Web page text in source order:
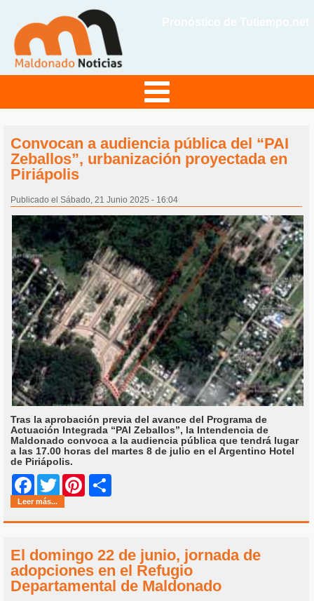
Convocan a audiencia pública del “PAI
Zeballos”, urbanización proyectada en
Piriápolis
Publicado el Sábado, 21 Junio 2025 - 16:04
Tras la aprobación previa del avance del Programa de
Actuación Integrada “PAI Zeballos”, la Intendencia de
Maldonado convoca a la audiencia pública que tendrá lugar
a las 17.00 horas del martes 8 de julio en el Argentino Hotel
de Piriápolis.
Facebook
Twitter Pinterest
Leer más...
El domingo 22 de junio, jornada de
adopciones en el Refugio
Departamental de Maldonado